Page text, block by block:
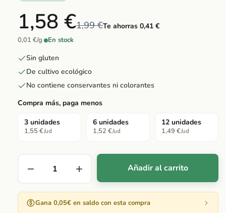
1,58 €1,99 €Te ahorras 0,41 €
0,01 €/g· En stock
Sin gluten
De cultivo ecológico
No contiene conservantes ni colorantes
Compra más, paga menos
3 unidades
1,55 €/ud
6 unidades
1,52 €/ud
12 unidades
1,49 €/ud
Añadir al carrito
Gana 0,05€ en saldo con esta compra